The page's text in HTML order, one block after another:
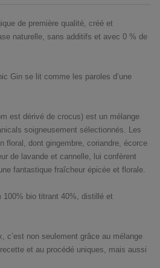
de première qualité, créé et
naturelle, sans additifs et avec 0 % de
Gin se lit comme les paroles d’une
est dérivé de crocus) est un mélange
soigneusement sélectionnés. Les
floral, dont gingembre, coriandre, écorce
de lavande et cannelle, lui confèrent
fantastique fraîcheur épicée et florale.
100% bio titrant 40%, distillé et
c’est non seulement grâce au mélange
et au procédé uniques, mais aussi